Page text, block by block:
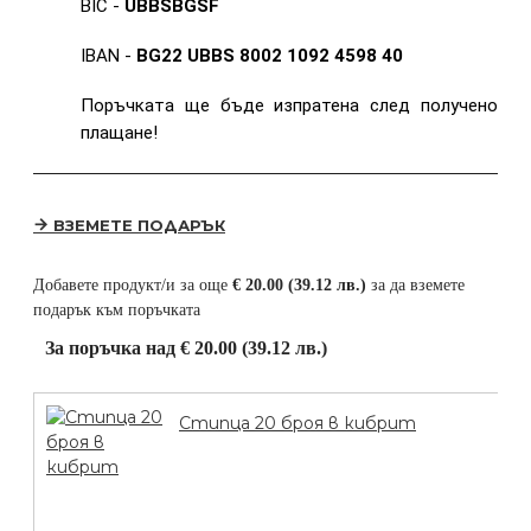
BIC - UBBSBGSF
IBAN - BG22 UBBS 8002 1092 4598 40
Поръчката ще бъде изпратена след получено
плащане!
ВЗЕМЕТЕ ПОДАРЪК
Добавете продукт/и за още € 20.00 (39.12 лв.) за да вземете
подарък към поръчката
За поръчка над € 20.00 (39.12 лв.)
Стипца 20 броя в кибрит